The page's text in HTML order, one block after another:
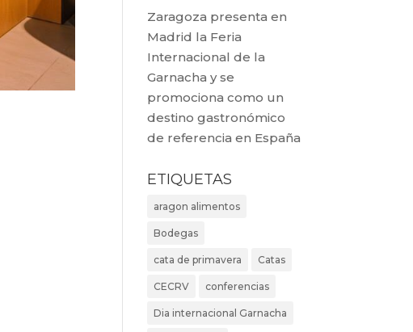
Zaragoza presenta en
Madrid la Feria
Internacional de la
Garnacha y se
promociona como un
destino gastronómico
de referencia en España
ETIQUETAS
aragon alimentos
Bodegas
cata de primavera Catas
CECRV conferencias
Dia internacional Garnacha